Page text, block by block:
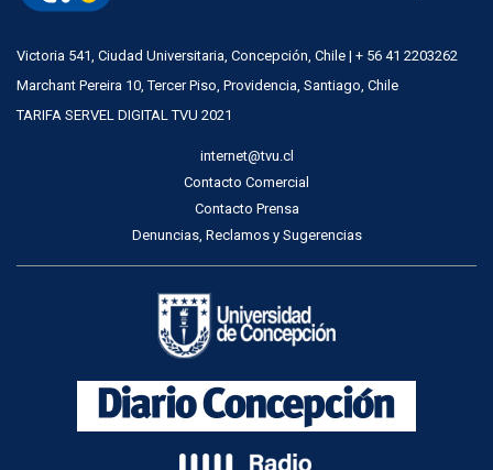
Victoria 541, Ciudad Universitaria, Concepción, Chile | + 56 41 2203262
Marchant Pereira 10, Tercer Piso, Providencia, Santiago, Chile
TARIFA SERVEL DIGITAL TVU 2021
internet@tvu.cl
Contacto Comercial
Contacto Prensa
Denuncias, Reclamos y Sugerencias